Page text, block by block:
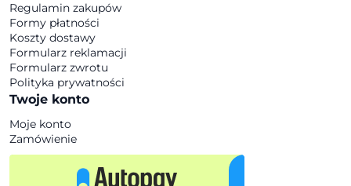
Regulamin zakupów
Formy płatności
Koszty dostawy
Formularz reklamacji
Formularz zwrotu
Polityka prywatności
Twoje konto
Moje konto
Zamówienie